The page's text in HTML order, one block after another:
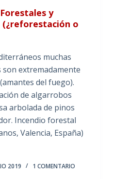
y
(¿reforestación o
muchas
son extremadamente
del fuego).
de algarrobos
arbolada de pinos
Incendio forestal
Valencia, España)
2019 1 COMENTARIO